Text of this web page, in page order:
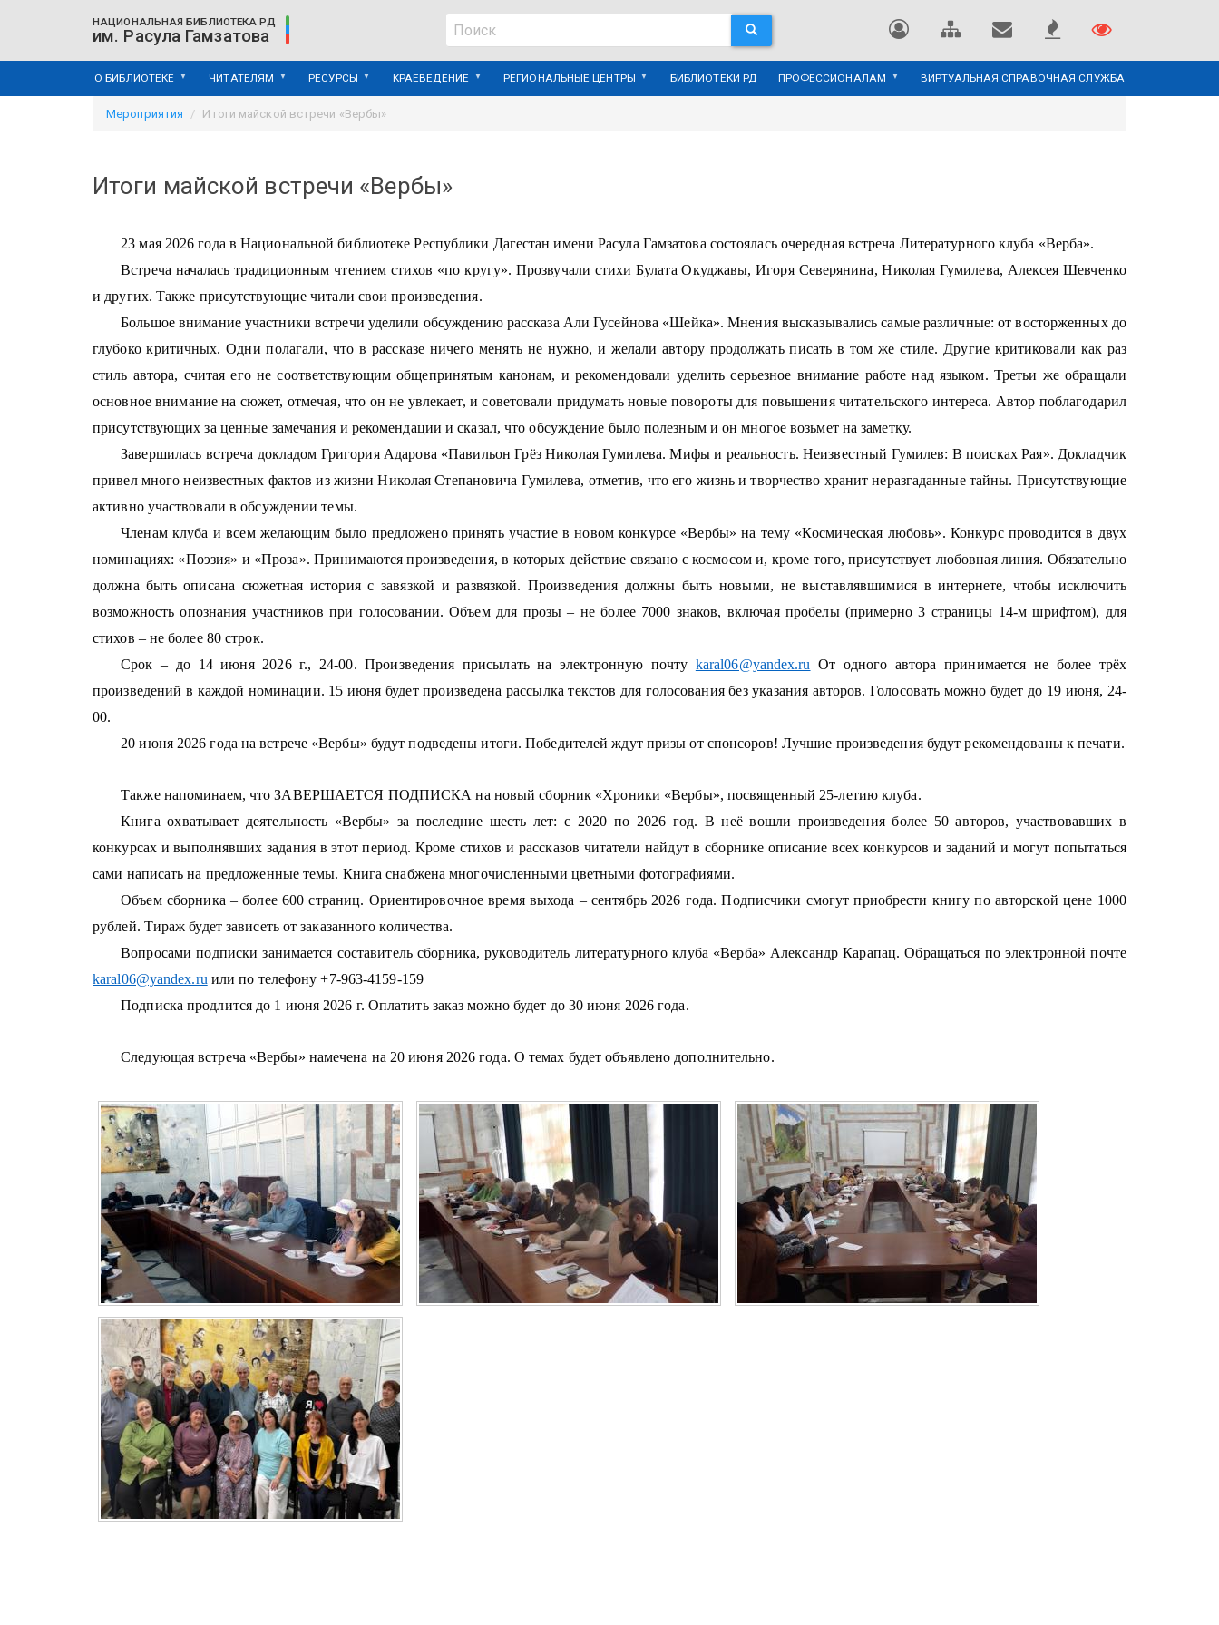
НАЦИОНАЛЬНАЯ БИБЛИОТЕКА РД
им. Расула Гамзатова Поиск
Поиск ПОИСК
О БИБЛИОТЕКЕ ЧИТАТЕЛЯМ РЕСУРСЫ КРАЕВЕДЕНИЕ РЕГИОНАЛЬНЫЕ ЦЕНТРЫ БИБЛИОТЕКИ РД ПРОФЕССИОНАЛАМ ВИРТУАЛЬНАЯ СПРАВОЧНАЯ СЛУЖБА
Мероприятия Итоги майской встречи «Вербы»
Итоги майской встречи «Вербы»
23 мая 2026 года в Национальной библиотеке Республики Дагестан имени Расула Гамзатова состоялась очередная встреча Литературного клуба «Верба».
Встреча началась традиционным чтением стихов «по кругу». Прозвучали стихи Булата Окуджавы, Игоря Северянина, Николая Гумилева, Алексея Шевченко
и других. Также присутствующие читали свои произведения.
Большое внимание участники встречи уделили обсуждению рассказа Али Гусейнова «Шейка». Мнения высказывались самые различные: от восторженных до
глубоко критичных. Одни полагали, что в рассказе ничего менять не нужно, и желали автору продолжать писать в том же стиле. Другие критиковали как раз
стиль автора, считая его не соответствующим общепринятым канонам, и рекомендовали уделить серьезное внимание работе над языком. Третьи же обращали
основное внимание на сюжет, отмечая, что он не увлекает, и советовали придумать новые повороты для повышения читательского интереса. Автор поблагодарил
присутствующих за ценные замечания и рекомендации и сказал, что обсуждение было полезным и он многое возьмет на заметку.
Завершилась встреча докладом Григория Адарова «Павильон Грёз Николая Гумилева. Мифы и реальность. Неизвестный Гумилев: В поисках Рая». Докладчик
привел много неизвестных фактов из жизни Николая Степановича Гумилева, отметив, что его жизнь и творчество хранит неразгаданные тайны. Присутствующие
активно участвовали в обсуждении темы.
Членам клуба и всем желающим было предложено принять участие в новом конкурсе «Вербы» на тему «Космическая любовь». Конкурс проводится в двух
номинациях: «Поэзия» и «Проза». Принимаются произведения, в которых действие связано с космосом и, кроме того, присутствует любовная линия. Обязательно
должна быть описана сюжетная история с завязкой и развязкой. Произведения должны быть новыми, не выставлявшимися в интернете, чтобы исключить
возможность опознания участников при голосовании. Объем для прозы – не более 7000 знаков, включая пробелы (примерно 3 страницы 14-м шрифтом), для
стихов – не более 80 строк.
Срок – до 14 июня 2026 г., 24-00. Произведения присылать на электронную почту karal06@yandex.ru От одного автора принимается не более трёх
произведений в каждой номинации. 15 июня будет произведена рассылка текстов для голосования без указания авторов. Голосовать можно будет до 19 июня, 24-
00.
20 июня 2026 года на встрече «Вербы» будут подведены итоги. Победителей ждут призы от спонсоров! Лучшие произведения будут рекомендованы к печати.
Также напоминаем, что ЗАВЕРШАЕТСЯ ПОДПИСКА на новый сборник «Хроники «Вербы», посвященный 25-летию клуба.
Книга охватывает деятельность «Вербы» за последние шесть лет: с 2020 по 2026 год. В неё вошли произведения более 50 авторов, участвовавших в
конкурсах и выполнявших задания в этот период. Кроме стихов и рассказов читатели найдут в сборнике описание всех конкурсов и заданий и могут попытаться
сами написать на предложенные темы. Книга снабжена многочисленными цветными фотографиями.
Объем сборника – более 600 страниц. Ориентировочное время выхода – сентябрь 2026 года. Подписчики смогут приобрести книгу по авторской цене 1000
рублей. Тираж будет зависеть от заказанного количества.
Вопросами подписки занимается составитель сборника, руководитель литературного клуба «Верба» Александр Карапац. Обращаться по электронной почте
karal06@yandex.ru или по телефону +7-963-4159-159
Подписка продлится до 1 июня 2026 г. Оплатить заказ можно будет до 30 июня 2026 года.
Следующая встреча «Вербы» намечена на 20 июня 2026 года. О темах будет объявлено дополнительно.